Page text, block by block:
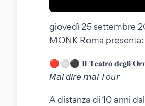
giovedì 25 settembre
MONK Roma presenta:
🔴⚪️⚫️ 𝐈𝐥 𝐓𝐞𝐚𝐭𝐫𝐨 𝐝𝐞𝐠𝐥𝐢
𝘔𝘢𝘪 𝘥𝘪𝘳𝘦 𝘮𝘢𝘪 𝘛𝘰𝘶𝘳
A distanza di 10 anni